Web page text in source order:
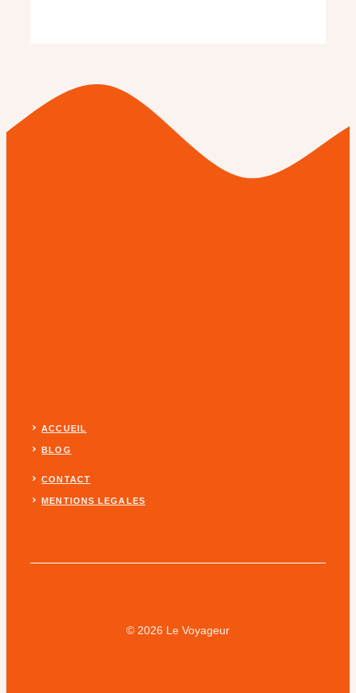
ACCUEIL
BLOG
CONTACT
MENTIONS LEGALES
© 2026 Le Voyageur